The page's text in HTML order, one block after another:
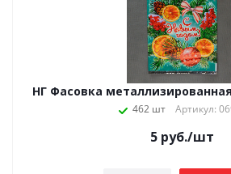
НГ Фасовка
462 шт Артикул:
5руб./шт